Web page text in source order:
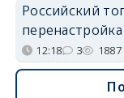
Российский
перенастройка
12:18 3 1887